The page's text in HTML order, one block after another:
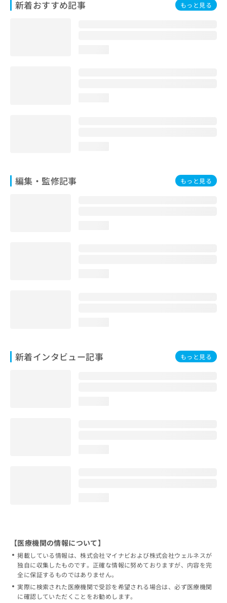
新着おすすめ記事 もっと見る
編集・監修記事 もっと見る
新着インタビュー記事 もっと見る
お
【医療機関の情報について】
掲載している情報は、株式会社マイナビおよび株式会社ウェルネスが
独自に収集したものです。正確な情報に努めておりますが、内容を完
全に保証するものではありません。
実際に検索された医療機関で受診を希望される場合は、必ず医療機関
に確認していただくことをお勧めします。